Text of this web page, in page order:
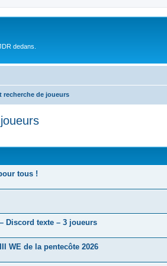
dedans.
recherche de joueurs
tous !
Discord texte – 3 joueurs
WE de la pentecôte 2026